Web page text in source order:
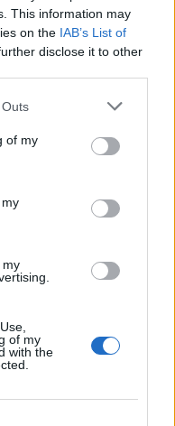
This information may
on the IAB’s List of
disclose it to other
of my
my
of my
with the
Article suivant
Nouveau test urinaire
dépistage
DE L'AUTEUR